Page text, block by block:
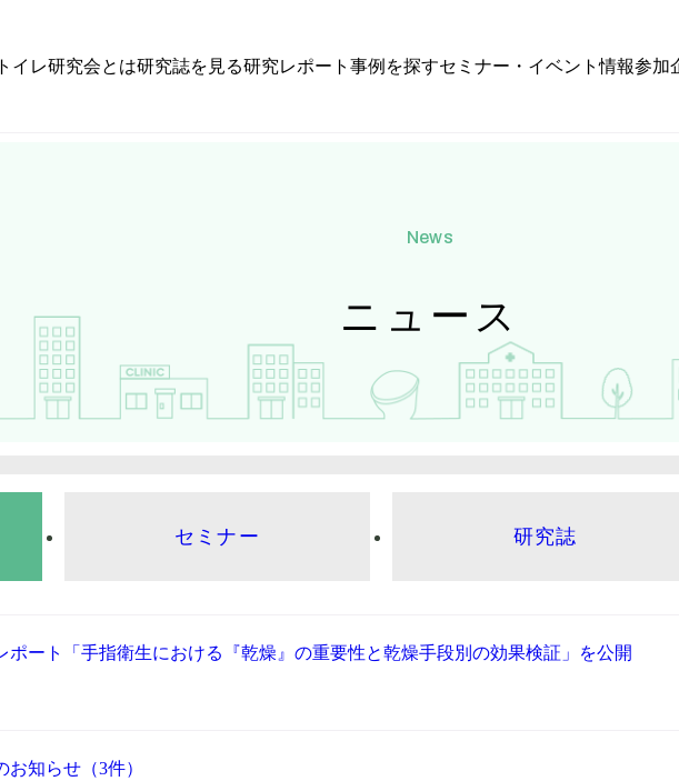
イレ研究会とは研究誌を見る研究レポート 事例を探すセミナー・イベント情報参加
ニュース
news
セミナー 研究誌
ポート「手指衛生における『乾燥』の重要性と乾燥手段別の効果検証」を公開
お知らせ（3件）